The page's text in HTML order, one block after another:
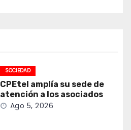
SOCIEDAD
CPEtel amplía su sede de
atención a los asociados
Ago 5, 2026